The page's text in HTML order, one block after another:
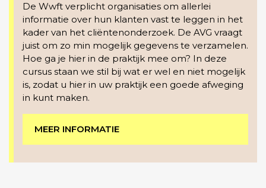
De Wwft verplicht organisaties om allerlei
informatie over hun klanten vast te leggen in het
kader van het cliëntenonderzoek. De AVG vraagt
juist om zo min mogelijk gegevens te verzamelen.
Hoe ga je hier in de praktijk mee om? In deze
cursus staan we stil bij wat er wel en niet mogelijk
is, zodat u hier in uw praktijk een goede afweging
in kunt maken.
MEER INFORMATIE